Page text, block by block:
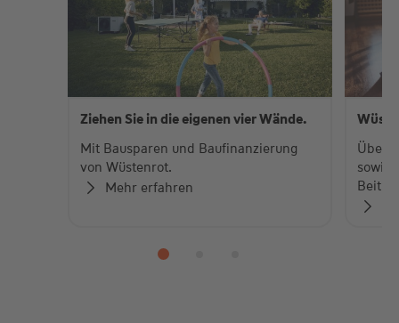
Ziehen Sie in die eigenen vier Wände.
Mit Bausparen und Baufinanzierung
von Wüstenrot.
Mehr erfahren
Über
sowie